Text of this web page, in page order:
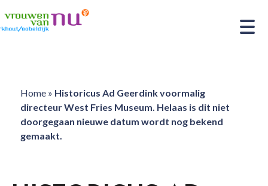
Home» Historicus Ad Geerdink voormalig
directeur West Fries Museum. Helaas is dit niet
doorgegaan nieuwe datum wordt nog bekend
gemaakt.